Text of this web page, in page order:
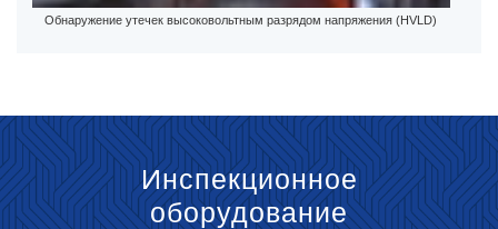
Обнаружение утечек высоковольтным разрядом напряжения (HVLD)
Инспекционное
оборудование